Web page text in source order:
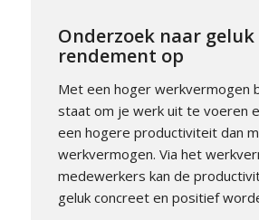
Onderzoek naar
rendement op
Met een hoger werkvermogen
staat om je werk uit te voeren
een hogere productiviteit dan
werkvermogen. Via het
medewerkers kan de
geluk concreet en positief